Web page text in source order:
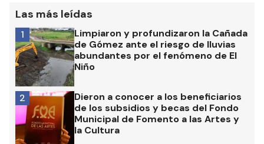
Las más leídas
Limpiaron y profundizaron la Cañada
de Gómez ante el riesgo de lluvias
abundantes por el fenómeno de El
Niño
1
Dieron a conocer a los beneficiarios
de los subsidios y becas del Fondo
Municipal de Fomento a las Artes y
la Cultura
2